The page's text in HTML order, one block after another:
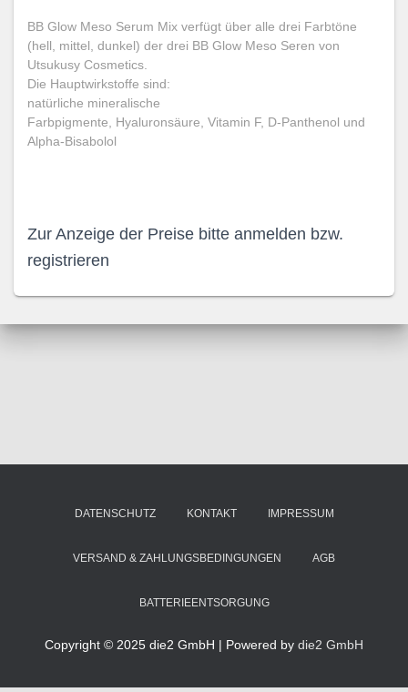
BB Glow Meso Serum Mix verfügt über alle drei Farbtöne
(hell, mittel, dunkel) der drei BB Glow Meso Seren von
Utsukusy Cosmetics.
Die Hauptwirkstoffe sind:
natürliche mineralische
Farbpigmente, Hyaluronsäure, Vitamin F, D-Panthenol und
Alpha-Bisabolol
Zur Anzeige der Preise bitte anmelden bzw.
registrieren
DATENSCHUTZ KONTAKT IMPRESSUM
VERSAND & ZAHLUNGSBEDINGUNGEN AGB
BATTERIEENTSORGUNG
Copyright © 2025 die2 GmbH | Powered by die2 GmbH